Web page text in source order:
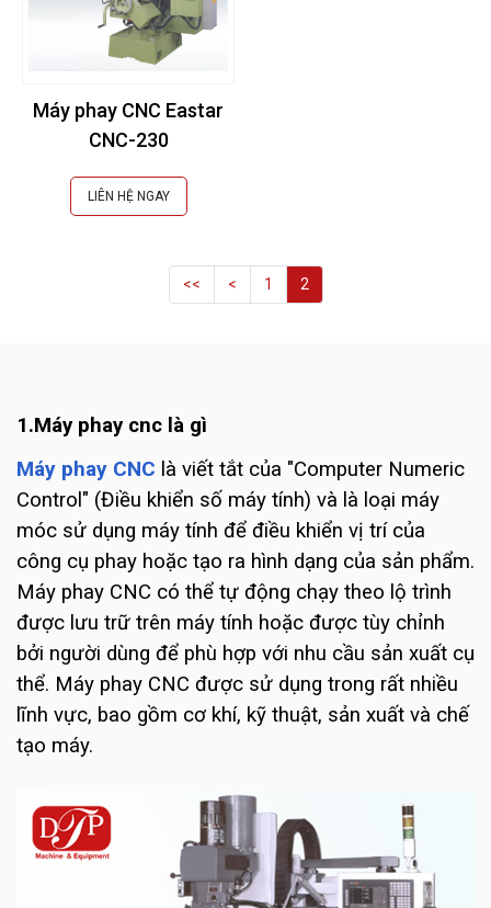
Máy phay CNC Eastar
CNC-230
LIÊN HỆ NGAY
<< < 1 2
1.Máy phay cnc là gì
Máy phay CNC là viết tắt của "Computer Numeric
Control" (Điều khiển số máy tính) và là loại máy
móc sử dụng máy tính để điều khiển vị trí của
công cụ phay hoặc tạo ra hình dạng của sản phẩm.
Máy phay CNC có thể tự động chạy theo lộ trình
được lưu trữ trên máy tính hoặc được tùy chỉnh
bởi người dùng để phù hợp với nhu cầu sản xuất cụ
thể. Máy phay CNC được sử dụng trong rất nhiều
lĩnh vực, bao gồm cơ khí, kỹ thuật, sản xuất và chế
tạo máy.